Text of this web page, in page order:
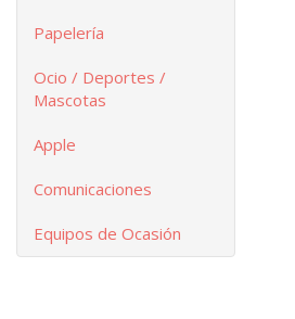
Papelería
Ocio / Deportes /
Mascotas
Apple
Comunicaciones
Equipos de Ocasión